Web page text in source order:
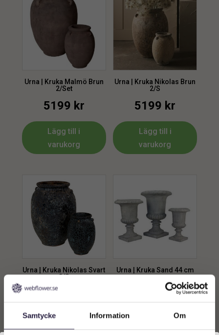
Samtycke Information Om
Urna | Kruka Malmö Brun
2/Set
5199 kr
Lägg till i
varukorg
Urna | Kruka Nikolas Brun
2/S
5199 kr
Lägg till i
varukorg
Urna | Kruka Nikolas Svart
2/S
5199
Lägg till i
varukorg
Urna | Kruka Sand 44 cm
kr